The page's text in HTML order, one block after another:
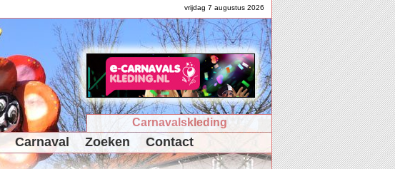
vrijdag 7 augustus 2026
Carnavalskleding
Carnaval Zoeken Contact